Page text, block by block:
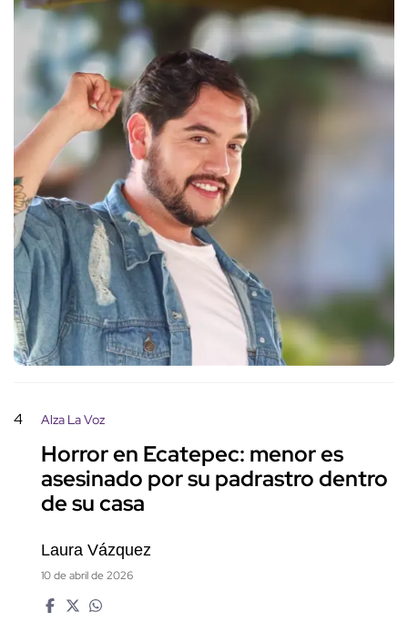
4 Alza La Voz
Horror en Ecatepec: menor es
asesinado por su padrastro dentro
de su casa
Laura Vázquez
10 de abril de 2026